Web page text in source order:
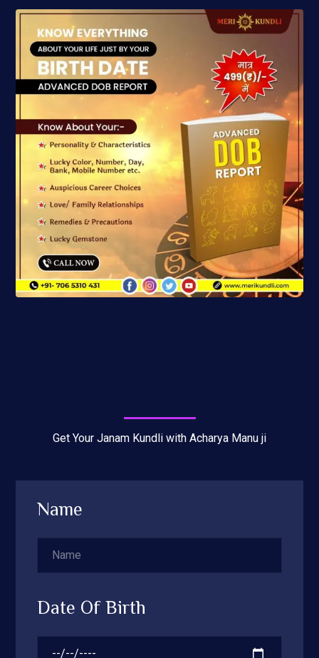
Get Your Janam Kundli with Acharya Manu ji
Name
Date Of Birth